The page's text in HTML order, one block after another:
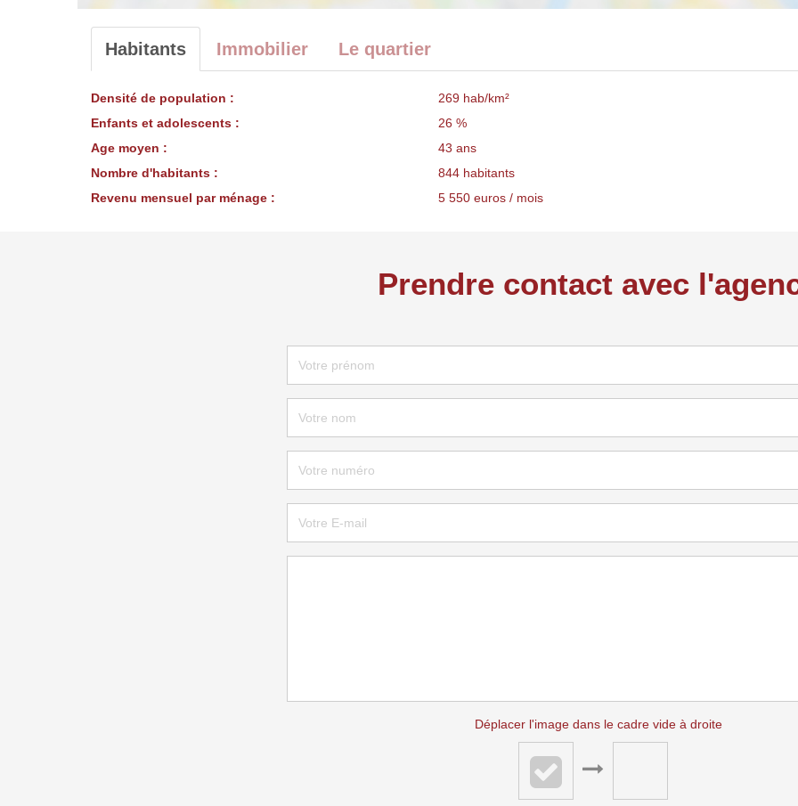
Habitants Immobilier Le quartier
Densité de population :
269 hab/km²
Enfants et adolescents :
26 %
Age moyen :
43 ans
Nombre d'habitants :
844 habitants
Revenu mensuel par ménage :
5 550 euros / mois
Prendre contact avec
Déplacer l'image dans le cadre vide à droite